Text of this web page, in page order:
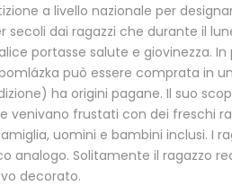
a livello nazionale per
dai ragazzi che durante il
portasse salute e giovinezza.
può essere comprata in
ha origini pagane. Il suo
frustati con dei freschi
uomini e bambini inclusi. I
analogo. Solitamente il ragazzo
decorato.